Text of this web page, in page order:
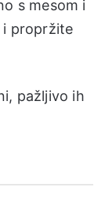
s mesom i
i propržite
pažljivo ih